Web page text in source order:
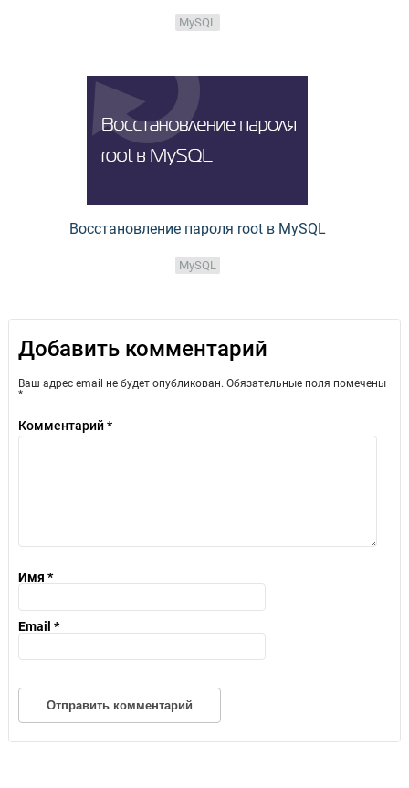
MySQL
Восстановление пароля root в MySQL
MySQL
Добавить комментарий
Ваш адрес email не будет опубликован. Обязательные поля помечены
*
Комментарий*
Имя *
Email *